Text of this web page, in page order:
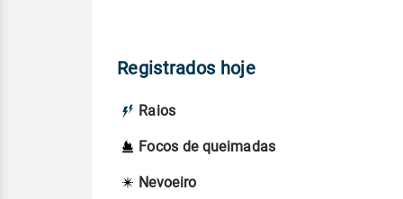
Registrados hoje
Raios
Focos de queimadas
Nevoeiro